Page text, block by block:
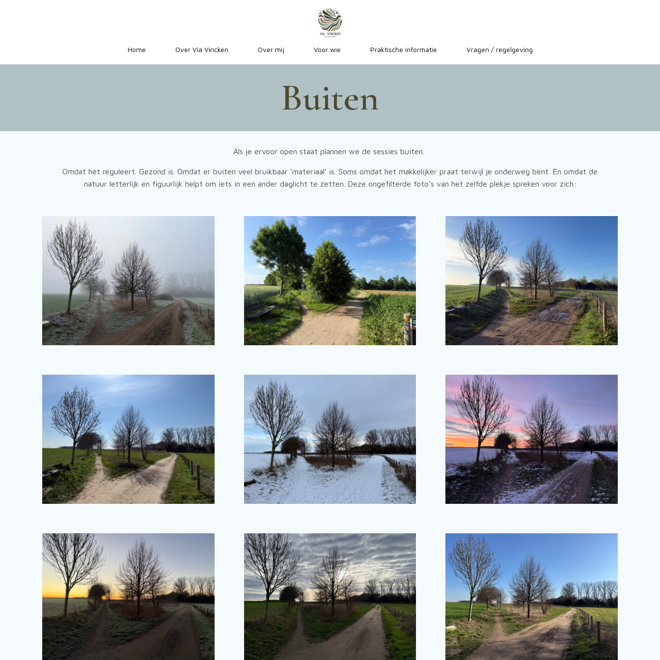
Home Over Via Vincken Over mij Voor wie Praktische informatie Vragen / regelgeving
Buiten
Als je ervoor open staat plannen we de sessies buiten.
Omdat het reguleert. Gezond is. Omdat er buiten veel bruikbaar ‘materiaal’ is. Soms omdat het makkelijker praat terwijl je onderweg bent. En omdat de
natuur letterlijk en figuurlijk helpt om iets in een ander daglicht te zetten. Deze ongefilterde foto’s van het zelfde plekje spreken voor zich: